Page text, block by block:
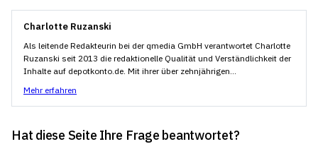
Charlotte Ruzanski
Als leitende Redakteurin bei der qmedia GmbH verantwortet Charlotte
Ruzanski seit 2013 die redaktionelle Qualität und Verständlichkeit der
Inhalte auf depotkonto.de. Mit ihrer über zehnjährigen...
Mehr erfahren
Hat diese Seite Ihre Frage beantwortet?